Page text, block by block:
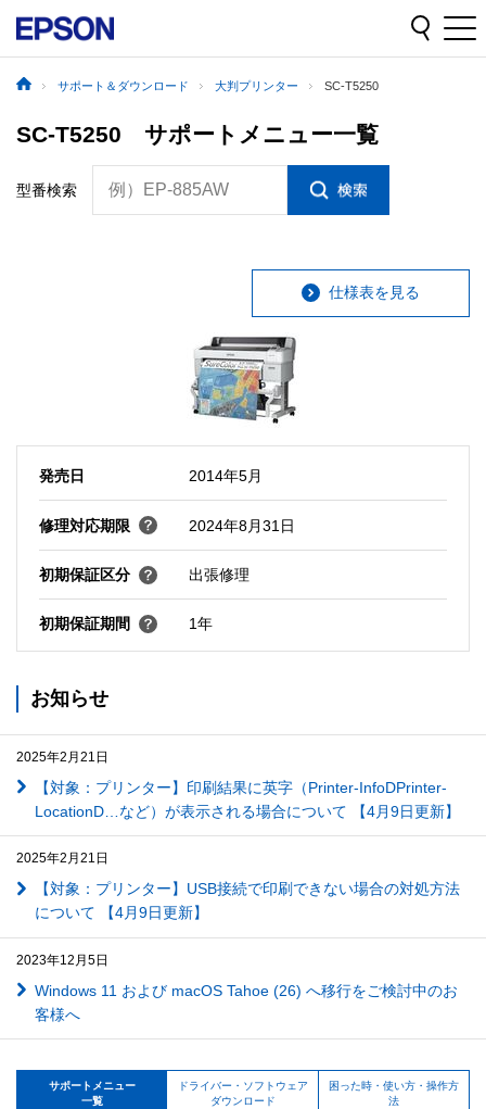
サポート＆ダウンロード 大判プリンター SC-T5250
SC-T5250 サポートメニュー一覧
型番検索 例）EP-885AW
仕様表を見る
発売日 2014年5月
修理対応期限 2024年8月31日
初期保証区分 出張修理
初期保証期間 1年
お知らせ
2025年2月21日
【対象：プリンター】印刷結果に英字（Printer-InfoDPrinter-
LocationD…など）が表示される場合について 【4月9日更新】
2025年2月21日
【対象：プリンター】USB接続で印刷できない場合の対処方法
について 【4月9日更新】
2023年12月5日
Windows 11 および macOS Tahoe (26) へ移行をご検討中のお
客様へ
サポートメニュー
一覧
ドライバー・ソフトウェア
ダウンロード
困った時・使い方・操作方
法